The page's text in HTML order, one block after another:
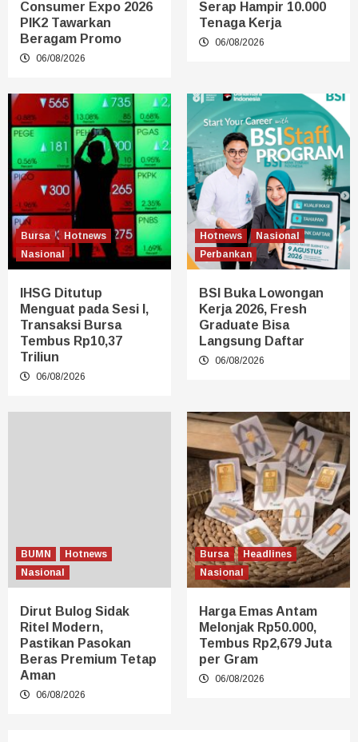
Consumer Expo 2026
PIK2 Tawarkan
Beragam Promo
06/08/2026
Serap Hampir 10.000
Tenaga Kerja
06/08/2026
Bursa
Hotnews
Nasional
IHSG Ditutup
Menguat pada Sesi I,
Transaksi Bursa
Tembus Rp10,37
Triliun
06/08/2026
Hotnews
Nasional
Perbankan
BSI Buka Lowongan
Kerja 2026, Fresh
Graduate Bisa
Langsung Daftar
06/08/2026
BUMN
Hotnews
Nasional
Dirut Bulog Sidak
Ritel Modern,
Pastikan Pasokan
Beras Premium Tetap
Aman
06/08/2026
Bursa
Headlines
Nasional
Harga Emas Antam
Melonjak Rp50.000,
Tembus Rp2,679 Juta
per Gram
06/08/2026